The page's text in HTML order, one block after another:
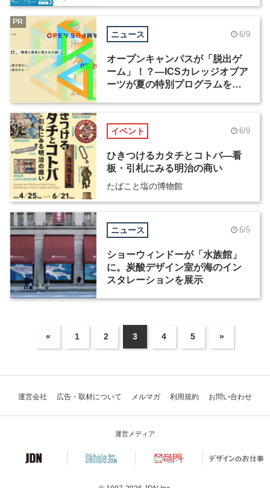
ニュース 6/9
オープンキャンパスが「脱出ゲ
ーム」！？―ICSカレッジオブア
ーツが夏の特別プログラムを開
PR
イベント 6/9
ひきつけるカタチとコトバ―看
板・引札にみる明治の商い
たばこと塩の博物館
ニュース 6/5
ショーウィンドーが「水族館」
に。炭酸デザイン室が海のイン
スタレーションを展示
« 1 2 3 4 5 »
運営会社 広告・取材について メルマガ 利用規約 お問い合わせ
運営メディア